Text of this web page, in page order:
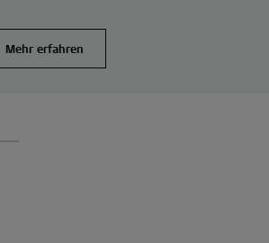
Mehr erfahren